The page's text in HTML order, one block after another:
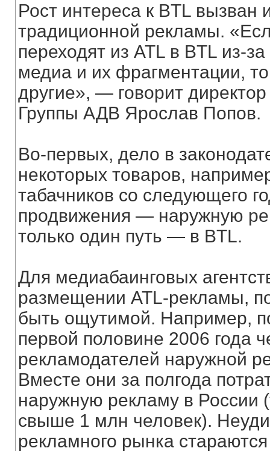
Рост интереса к BTL
традиционной рекламы.
переходят из ATL в BTL из-
медиа и их фрагментации,
другие», — говорит
Группы АДВ Ярослав Попов.
Во-первых, дело в
некоторых товаров,
табачников со следующего
продвижения — наружную
только один путь — в BTL.
Для медиабаинговых
размещении ATL-рекламы,
быть ощутимой. Например,
первой половине 2006 года
рекламодателей наружной
Вместе они за полгода
наружную рекламу в России
свыше 1 млн человек).
рекламного рынка